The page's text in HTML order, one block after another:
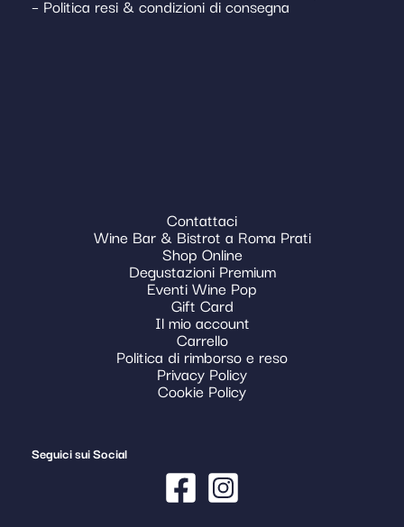
– Politica resi & condizioni di consegna
Contattaci
Wine Bar & Bistrot a Roma Prati
Shop Online
Degustazioni Premium
Eventi Wine Pop
Gift Card
Il mio account
Carrello
Politica di rimborso e reso
Privacy Policy
Cookie Policy
Seguici sui Social